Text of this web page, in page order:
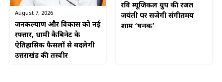
August 7, 2026
जनकल्याण और विकास को नई
रफ्तार, धामी कैबिनेट के
ऐतिहासिक फैसलों से बदलेगी
उत्तराखंड की तस्वीर
रवि म्यूजिकल ग्रुप की रजत
जयंती पर सजेगी संगीतमय
शाम ‘घनक’